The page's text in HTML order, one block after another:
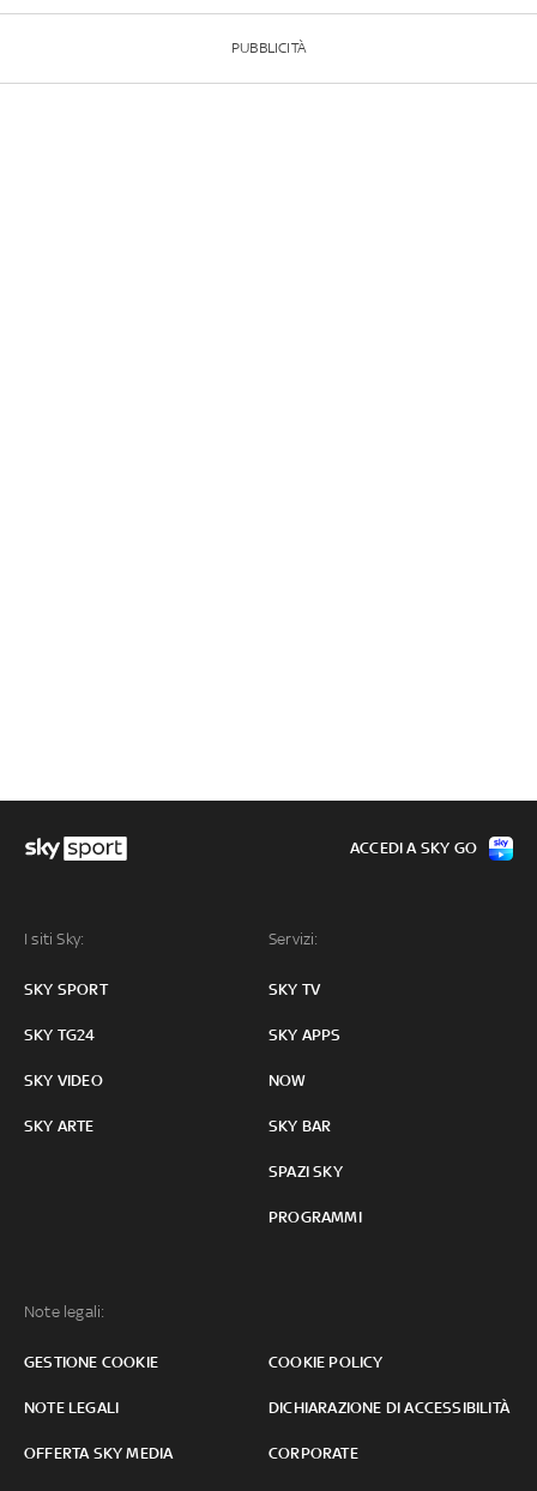
PUBBLICITÀ
I siti Sky:
SKY SPORT
SKY TG24
SKY VIDEO
SKY ARTE
Servizi:
SKY TV
SKY APPS
NOW
SKY BAR
SPAZI SKY
PROGRAMMI
Note legali:
GESTIONE COOKIE COOKIE POLICY
NOTE LEGALI DICHIARAZIONE DI ACCESSIBILITÀ
OFFERTA SKY MEDIA CORPORATE
ACCEDI A SKY GO